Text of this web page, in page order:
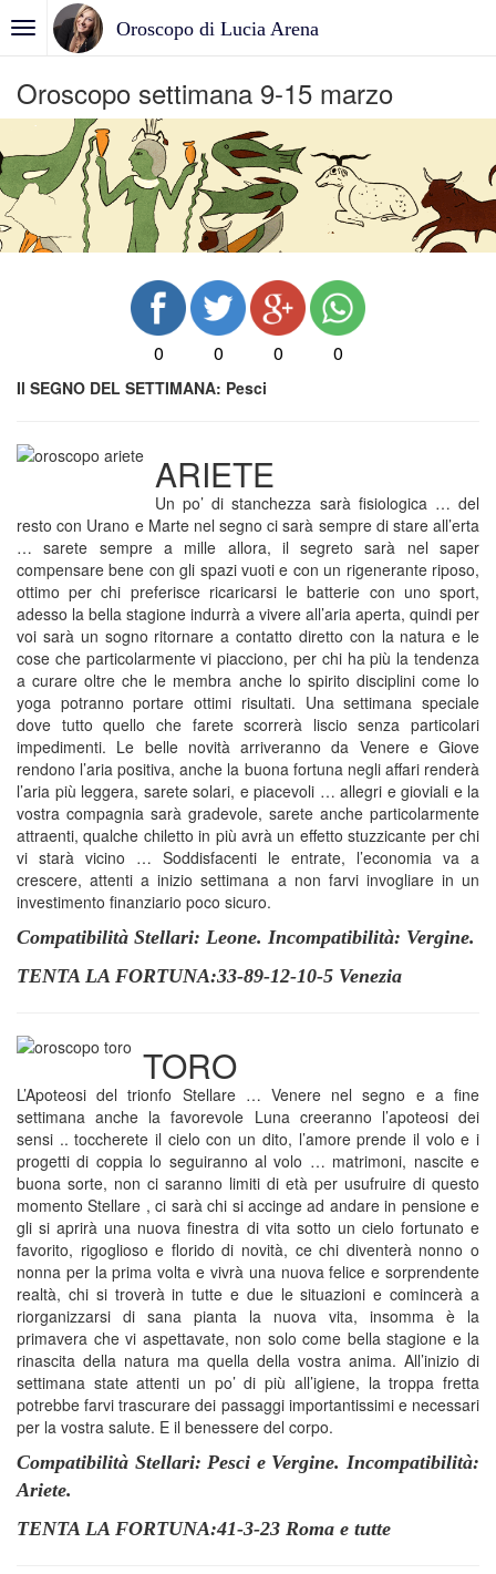
Oroscopo di Lucia Arena
Oroscopo settimana 9-15 marzo
0 0 0 0
Il SEGNO DEL SETTIMANA: Pesci
ARIETE
Un po’ di stanchezza sarà fisiologica … del
resto con Urano e Marte nel segno ci sarà sempre di stare all’erta
… sarete sempre a mille allora, il segreto sarà nel saper
compensare bene con gli spazi vuoti e con un rigenerante riposo,
ottimo per chi preferisce ricaricarsi le batterie con uno sport,
adesso la bella stagione indurrà a vivere all’aria aperta, quindi per
voi sarà un sogno ritornare a contatto diretto con la natura e le
cose che particolarmente vi piacciono, per chi ha più la tendenza
a curare oltre che le membra anche lo spirito disciplini come lo
yoga potranno portare ottimi risultati. Una settimana speciale
dove tutto quello che farete scorrerà liscio senza particolari
impedimenti. Le belle novità arriveranno da Venere e Giove
rendono l’aria positiva, anche la buona fortuna negli affari renderà
l’aria più leggera, sarete solari, e piacevoli … allegri e gioviali e la
vostra compagnia sarà gradevole, sarete anche particolarmente
attraenti, qualche chiletto in più avrà un effetto stuzzicante per chi
vi starà vicino … Soddisfacenti le entrate, l’economia va a
crescere, attenti a inizio settimana a non farvi invogliare in un
investimento finanziario poco sicuro.
Compatibilità Stellari: Leone. Incompatibilità: Vergine.
TENTA LA FORTUNA:33-89-12-10-5 Venezia
TORO
L’Apoteosi del trionfo Stellare … Venere nel segno e a fine
settimana anche la favorevole Luna creeranno l’apoteosi dei
sensi .. toccherete il cielo con un dito, l’amore prende il volo e i
progetti di coppia lo seguiranno al volo … matrimoni, nascite e
buona sorte, non ci saranno limiti di età per usufruire di questo
momento Stellare , ci sarà chi si accinge ad andare in pensione e
gli si aprirà una nuova finestra di vita sotto un cielo fortunato e
favorito, rigoglioso e florido di novità, ce chi diventerà nonno o
nonna per la prima volta e vivrà una nuova felice e sorprendente
realtà, chi si troverà in tutte e due le situazioni e comincerà a
riorganizzarsi di sana pianta la nuova vita, insomma è la
primavera che vi aspettavate, non solo come bella stagione e la
rinascita della natura ma quella della vostra anima. All’inizio di
settimana state attenti un po’ di più all’igiene, la troppa fretta
potrebbe farvi trascurare dei passaggi importantissimi e necessari
per la vostra salute. E il benessere del corpo.
Compatibilità Stellari: Pesci e Vergine. Incompatibilità:
Ariete.
TENTA LA FORTUNA:41-3-23 Roma e tutte